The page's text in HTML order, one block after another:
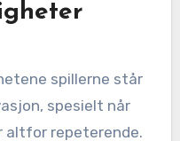
spillerne står
spesielt når
altfor repeterende.